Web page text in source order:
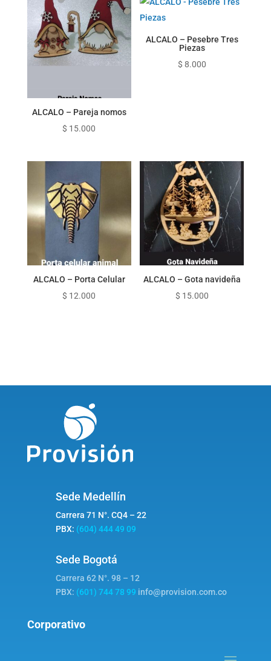
ALCALO – Pareja nomos
$ 15.000
ALCALO – Pesebre Tres
Piezas
$ 8.000
ALCALO – Porta Celular
$ 12.000
ALCALO – Gota navideña
$ 15.000
Sede Medellín
Carrera 71 N°. CQ4 – 22
PBX: (604) 444 49 09
Sede Bogotá
Carrera 62 N°. 98 – 12
PBX: (601) 744 78 99 info@provision.com.co
Corporativo